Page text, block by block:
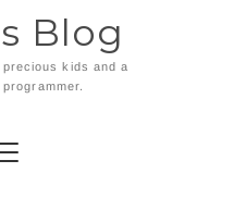
Blog
kids and a